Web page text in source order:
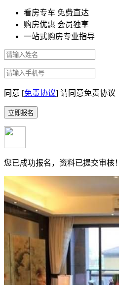
看房专车 免费直达
购房优惠 会员独享
一站式购房专业指导
同意 [免责协议] 请同意免责协议
您已成功报名，资料已提交审核！